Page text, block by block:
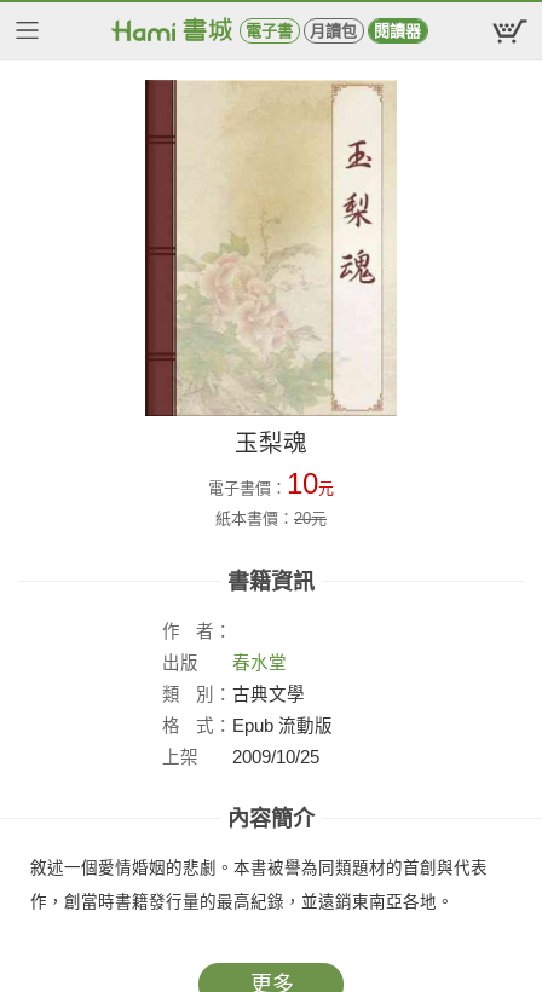
電子書 月讀包 閱讀器
玉梨魂
電子書價： 10元
紙本書價： 20元
書籍資訊
作
者：
出版
社：
春水堂
類
別： 古典文學
格
式： Epub 流動版
上架
2009/10/25
內容簡介
敘述一個愛情婚姻的悲劇。本書被譽為同類題材的首創與代表
作，創當時書籍發行量的最高紀錄，並遠銷東南亞各地。
更多